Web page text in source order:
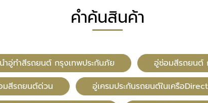
คำค้นสินค้า
ำอู่ทำสีรถยนต์ กรุงเทพประกันภัย อู่ซ่อมสีรถยนต์
มสีรถยนต์ด่วน อู่เครมประกันรถยนต์ในเครือ